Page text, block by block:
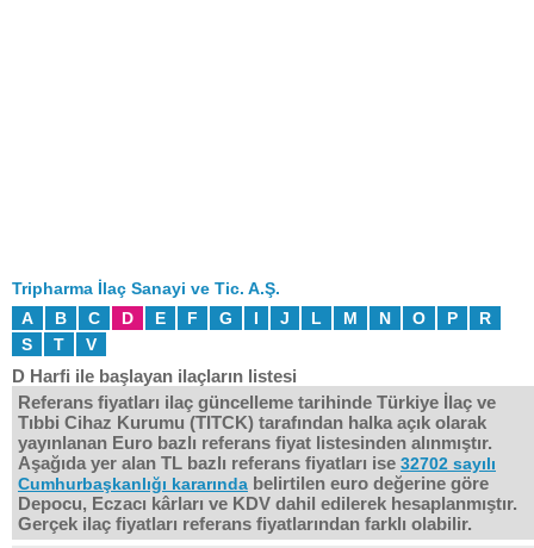
Tripharma İlaç Sanayi ve Tic. A.Ş.
A
B C D E F G I J L M N O P
R
S
T V
D Harfi ile başlayan ilaçların listesi
Referans fiyatları ilaç güncelleme tarihinde Türkiye İlaç ve
Tıbbi Cihaz Kurumu (TITCK) tarafından halka açık olarak
yayınlanan Euro bazlı referans fiyat listesinden alınmıştır.
Aşağıda yer alan TL bazlı referans fiyatları ise 32702 sayılı
Cumhurbaşkanlığı kararında belirtilen euro değerine göre
Depocu, Eczacı kârları ve KDV dahil edilerek hesaplanmıştır.
Gerçek ilaç fiyatları referans fiyatlarından farklı olabilir.